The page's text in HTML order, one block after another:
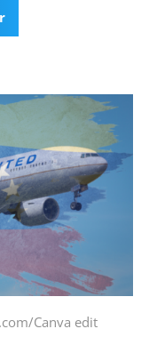
Canva edit